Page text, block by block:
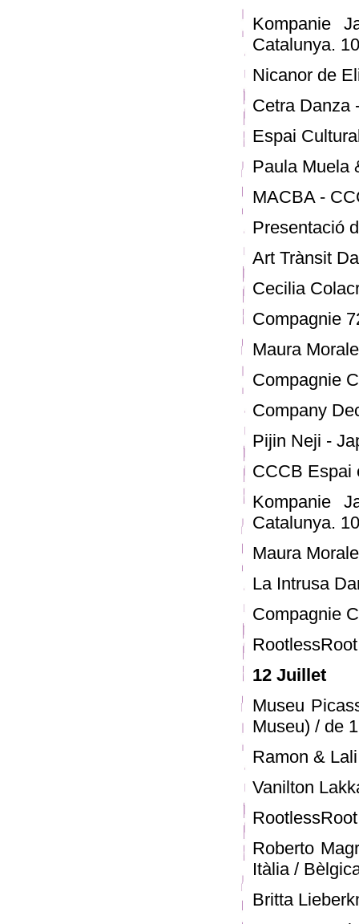
Kompanie
Catalunya.
Nicanor de
Cetra Danza
Espai
Paula Muela
MACBA -
Presentació
Art Trànsit
Cecilia
Compagnie
Maura
Compagnie
Company
Pijin Neji -
CCCB Espai
Kompanie
Catalunya.
Maura
La Intrusa
Compagnie
12 Juillet
Museu
Museu) / de
Ramon &
Vanilton
Roberto
Itàlia /
Britta